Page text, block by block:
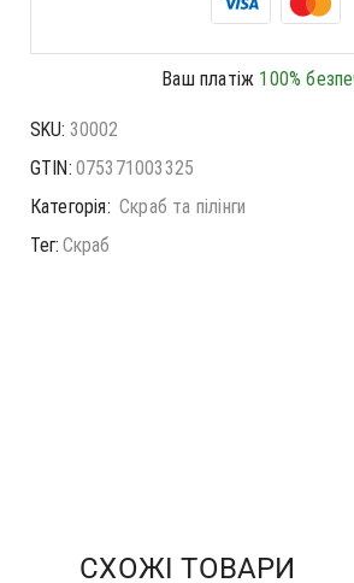
Ваш платіж 100%
SKU: 30002
GTIN: 075371003325
Категорія: Скраб та пілінги
Тег: Скраб
СХОЖІ ТОВАРИ